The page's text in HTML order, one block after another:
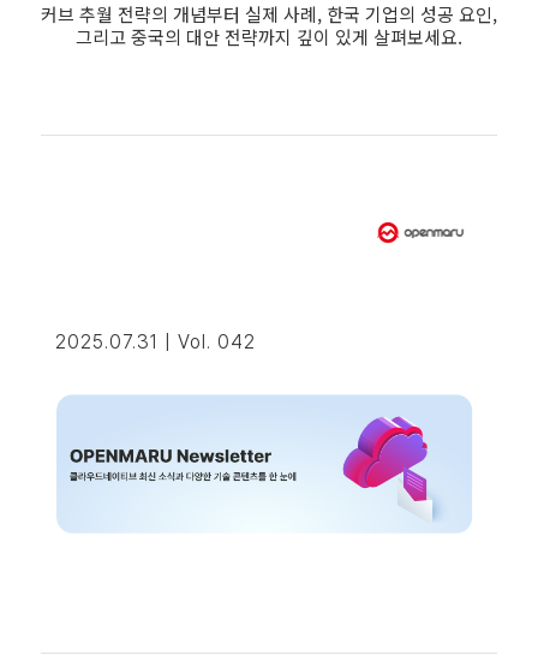
커브 추월 전략의 개념부터 실제 사례, 한국 기업의 성공 요인,
그리고 중국의 대안 전략까지 깊이 있게 살펴보세요.
2025.07.31 | Vol. 042